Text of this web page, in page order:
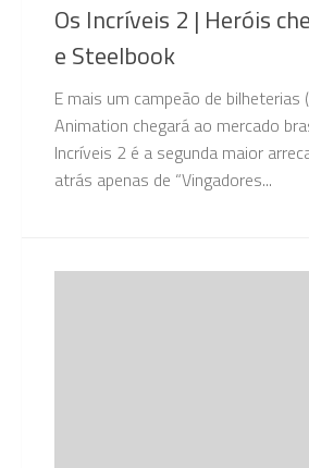
Os Incríveis 2 | Heróis
e Steelbook
E mais um campeão de
Animation chegará ao mercado
Incríveis 2 é a segunda maior
atrás apenas de “Vingadores...